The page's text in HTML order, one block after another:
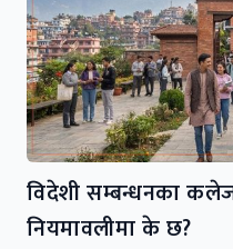
विदेशी सम्बन्धनका
नियमावलीमा के छ?